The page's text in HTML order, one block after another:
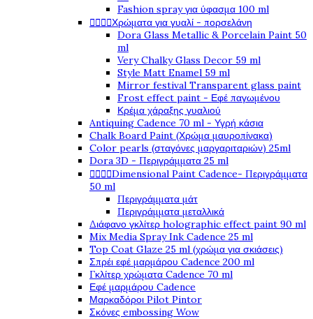
Fashion spray για ύφασμα 100 ml
Χρώματα για γυαλί - πορσελάνη
Dora Glass Metallic & Porcelain Paint 50
ml
Very Chalky Glass Decor 59 ml
Style Matt Enamel 59 ml
Mirror festival Transparent glass paint
Frost effect paint - Εφέ παγωμένου
Κρέμα χάραξης γυαλιού
Antiquing Cadence 70 ml - Υγρή κάσια
Chalk Board Paint (Χρώμα μαυροπίνακα)
Color pearls (σταγόνες μαργαριταριών) 25ml
Dora 3D - Περιγράμματα 25 ml
Dimensional Paint Cadence- Περιγράμματα
50 ml
Περιγράμματα μάτ
Περιγράμματα μεταλλικά
Διάφανο γκλίτερ holographic effect paint 90 ml
Mix Media Spray Ink Cadence 25 ml
Top Coat Glaze 25 ml (χρώμα για σκιάσεις)
Σπρέι εφέ μαρμάρου Cadence 200 ml
Γκλίτερ χρώματα Cadence 70 ml
Εφέ μαρμάρου Cadence
Μαρκαδόροι Pilot Pintor
Σκόνες embossing Wow